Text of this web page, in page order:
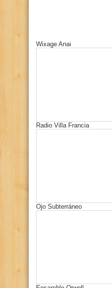
Wixage Anai
Radio Villa Francia
Ojo Subterráneo